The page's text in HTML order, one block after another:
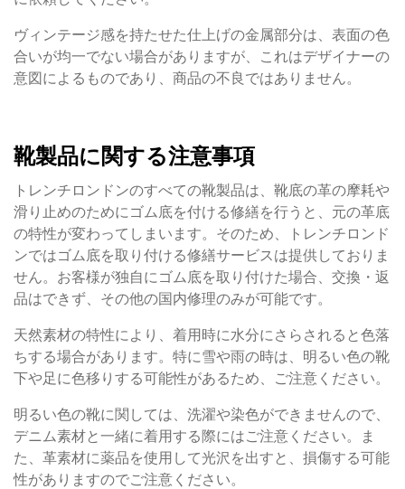
ヴィンテージ感を持たせた仕上げの金属部分は、表面の色
合いが均一でない場合がありますが、これはデザイナーの
意図によるものであり、商品の不良ではありません。
靴製品に関する注意事項
トレンチロンドンのすべての靴製品は、靴底の革の摩耗や
滑り止めのためにゴム底を付ける修繕を行うと、元の革底
の特性が変わってしまいます。そのため、トレンチロンド
ンではゴム底を取り付ける修繕サービスは提供しておりま
せん。お客様が独自にゴム底を取り付けた場合、交換・返
品はできず、その他の国内修理のみが可能です。
天然素材の特性により、着用時に水分にさらされると色落
ちする場合があります。特に雪や雨の時は、明るい色の靴
下や足に色移りする可能性があるため、ご注意ください。
明るい色の靴に関しては、洗濯や染色ができませんので、
デニム素材と一緒に着用する際にはご注意ください。ま
た、革素材に薬品を使用して光沢を出すと、損傷する可能
性がありますのでご注意ください。